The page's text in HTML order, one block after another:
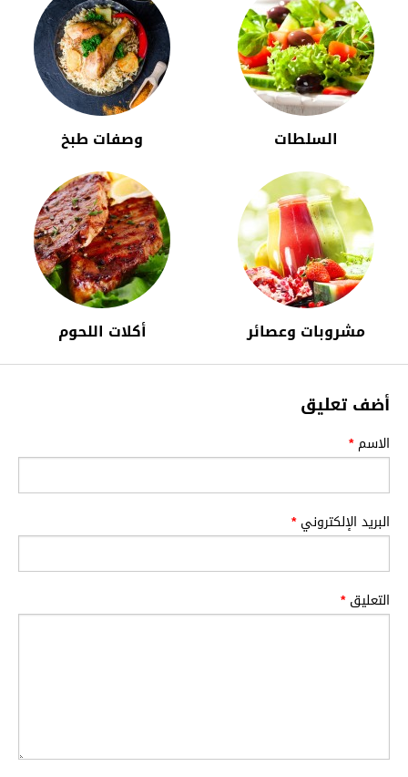
السلطات وصفات طبخ
مشروبات وعصائر أكلات اللحوم
أضف تعليق
الاسم*
البريد الإلكتروني*
التعليق*